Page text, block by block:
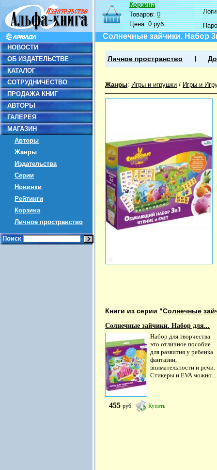
НОВОСТИ
ОБ ИЗДАТЕЛЬСТВЕ
КАТАЛОГ
СОТРУДНИЧЕСТВО
ПРОДАЖА КНИГ
АВТОРЫ
ГАЛЕРЕЯ
МАГАЗИН
Авторы
Жанры
Издательства
Серии
Новинки
Рейтинги
Корзина
Личное пространство
Поиск
Корзина
Товаров:0
Цена:0 руб.
Солнечные зайчики. Набор
Личное пространство
Жанры: Игры и игрушки / Игры и
Книги из серии "Солнечные
Солнечные зайчики. Набор для...
Набор для творчества
это отличное пособие
для развития у ребенка
фантазии,
внимательности и речи.
Стикеры и EVA можно...
455 руб Купить